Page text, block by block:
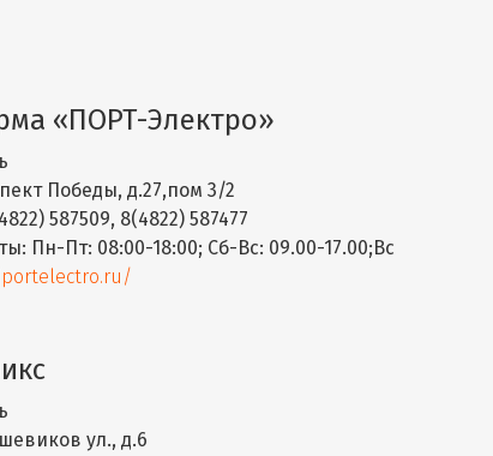
«ПОРТ-Электро»
Победы, д.27,пом 3/2
587509, 8(4822) 587477
Пн-Пт: 08:00-18:00; Сб-Вс: 09.00-17.00;Вс
ул., д.6